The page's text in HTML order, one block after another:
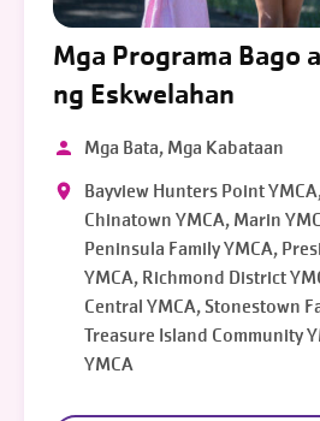
Mga Programa Bago
ng Eskwelahan
Mga Bata, Mga Kabataan
Bayview Hunters Point
Chinatown YMCA, Marin
Peninsula Family YMCA,
YMCA, Richmond District
Central YMCA, Stonestown
Treasure Island Community
YMCA